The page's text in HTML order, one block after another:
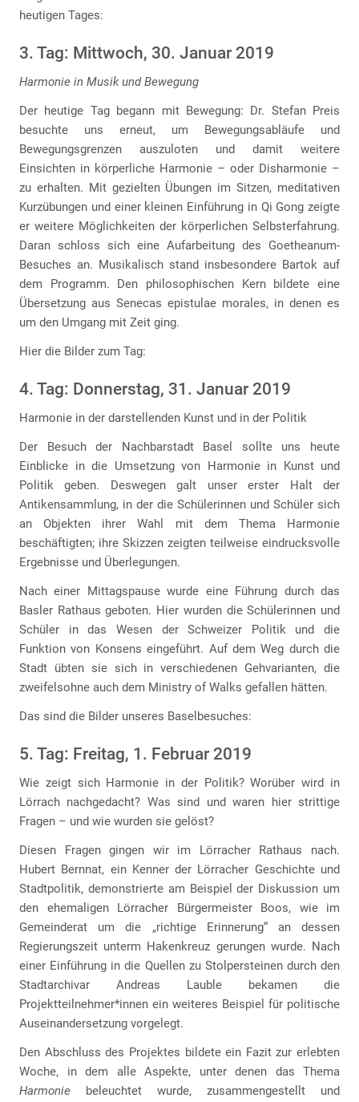
heutigen Tages:
3. Tag: Mittwoch, 30. Januar 2019
Harmonie in Musik und Bewegung
Der heutige Tag begann mit Bewegung: Dr. Stefan Preis
besuchte uns erneut, um Bewegungsabläufe und
Bewegungsgrenzen auszuloten und damit weitere
Einsichten in körperliche Harmonie – oder Disharmonie –
zu erhalten. Mit gezielten Übungen im Sitzen, meditativen
Kurzübungen und einer kleinen Einführung in Qi Gong zeigte
er weitere Möglichkeiten der körperlichen Selbsterfahrung.
Daran schloss sich eine Aufarbeitung des Goetheanum-
Besuches an. Musikalisch stand insbesondere Bartok auf
dem Programm. Den philosophischen Kern bildete eine
Übersetzung aus Senecas epistulae morales, in denen es
um den Umgang mit Zeit ging.
Hier die Bilder zum Tag:
4. Tag: Donnerstag, 31. Januar 2019
Harmonie in der darstellenden Kunst und in der Politik
Der Besuch der Nachbarstadt Basel sollte uns heute
Einblicke in die Umsetzung von Harmonie in Kunst und
Politik geben. Deswegen galt unser erster Halt der
Antikensammlung, in der die Schülerinnen und Schüler sich
an Objekten ihrer Wahl mit dem Thema Harmonie
beschäftigten; ihre Skizzen zeigten teilweise eindrucksvolle
Ergebnisse und Überlegungen.
Nach einer Mittagspause wurde eine Führung durch das
Basler Rathaus geboten. Hier wurden die Schülerinnen und
Schüler in das Wesen der Schweizer Politik und die
Funktion von Konsens eingeführt. Auf dem Weg durch die
Stadt übten sie sich in verschiedenen Gehvarianten, die
zweifelsohne auch dem Ministry of Walks gefallen hätten.
Das sind die Bilder unseres Baselbesuches:
5. Tag: Freitag, 1. Februar 2019
Wie zeigt sich Harmonie in der Politik? Worüber wird in
Lörrach nachgedacht? Was sind und waren hier strittige
Fragen – und wie wurden sie gelöst?
Diesen Fragen gingen wir im Lörracher Rathaus nach.
Hubert Bernnat, ein Kenner der Lörracher Geschichte und
Stadtpolitik, demonstrierte am Beispiel der Diskussion um
den ehemaligen Lörracher Bürgermeister Boos, wie im
Gemeinderat um die „richtige Erinnerung“ an dessen
Regierungszeit unterm Hakenkreuz gerungen wurde. Nach
einer Einführung in die Quellen zu Stolpersteinen durch den
Stadtarchivar Andreas Lauble bekamen die
Projektteilnehmer*innen ein weiteres Beispiel für politische
Auseinandersetzung vorgelegt.
Den Abschluss des Projektes bildete ein Fazit zur erlebten
Woche, in dem alle Aspekte, unter denen das Thema
Harmonie beleuchtet wurde, zusammengestellt und